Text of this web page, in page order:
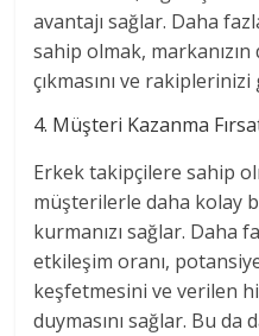
avantajı sağlar. Daha
sahip olmak,
çıkmasını ve
4. Müşteri Kazanma
Erkek takipçilere sahip
müşterilerle daha kolay
kurmanızı sağlar. Daha
etkileşim oranı,
keşfetmesini ve verilen
duymasını sağlar. Bu